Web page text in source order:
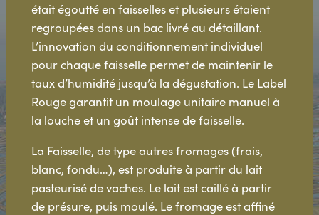
était égoutté en faisselles et plusieurs étaient
regroupées dans un bac livré au détaillant.
L’innovation du conditionnement individuel
pour chaque faisselle permet de maintenir le
taux d’humidité jusqu’à la dégustation. Le Label
Rouge garantit un moulage unitaire manuel à
la louche et un goût intense de faisselle.
La Faisselle, de type autres fromages (frais,
blanc, fondu…), est produite à partir du lait
pasteurisé de vaches. Le lait est caillé à partir
de présure, puis moulé. Le fromage est affiné